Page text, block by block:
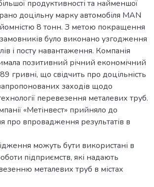
продуктивності та найменшої
доцільну марку автомобіля MAN
8 тонн. З метою покращення
було виконано узгодження
і посту навантаження. Компанія
позитивний річний економічний
гривні, що свідчить про доцільність
заходів щодо
перевезення металевих труб.
«Метінвест» прийняло до
про впровадження результатів в
можуть бути використані в
підприємств, які надають
металевих труб в містах